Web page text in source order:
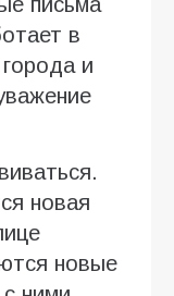
в
и
новая
новые